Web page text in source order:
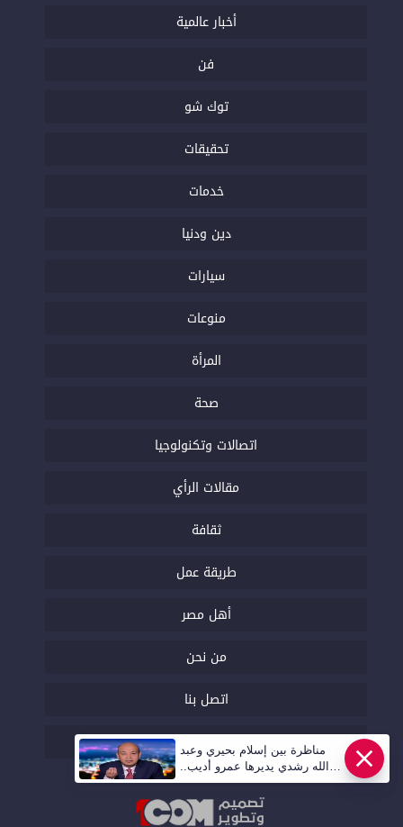
أخبار عالمية
فن
توك شو
تحقيقات
خدمات
دين ودنيا
سيارات
منوعات
المرأة
صحة
اتصالات وتكنولوجيا
مقالات الرأي
ثقافة
طريقة عمل
أهل مصر
من نحن
اتصل بنا
السياسة التحريرية
مناظرة بين إسلام بحيري وعبد
الله رشدي يديرها عمرو أديب..
قريبا | أهل مصر